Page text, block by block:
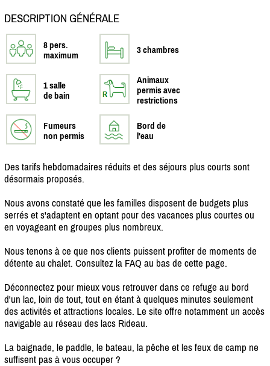
DESCRIPTION GÉNÉRALE
8 pers.
maximum
3 chambres
1 salle
de bain
Animaux
permis avec
restrictions
Fumeurs
non permis
Bord de
l'eau
Des tarifs hebdomadaires réduits et des séjours plus courts sont
désormais proposés.
Nous avons constaté que les familles disposent de budgets plus
serrés et s'adaptent en optant pour des vacances plus courtes ou
en voyageant en groupes plus nombreux.
Nous tenons à ce que nos clients puissent profiter de moments de
détente au chalet. Consultez la FAQ au bas de cette page.
Déconnectez pour mieux vous retrouver dans ce refuge au bord
d'un lac, loin de tout, tout en étant à quelques minutes seulement
des activités et attractions locales. Le site offre notamment un accès
navigable au réseau des lacs Rideau.
La baignade, le paddle, le bateau, la pêche et les feux de camp ne
suffisent pas à vous occuper ?